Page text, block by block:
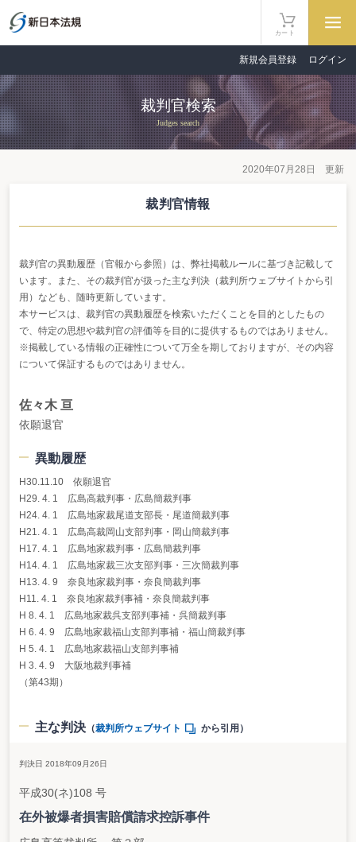
カート
新規会員登録 ログイン
裁判官検索
Judges search
2020年07月28日 更新
裁判官情報
裁判官の異動履歴（官報から参照）は、弊社掲載ルールに基づき記載して
います。また、その裁判官が扱った主な判決（裁判所ウェブサイトから引
用）なども、随時更新しています。
本サービスは、裁判官の異動履歴を検索いただくことを目的としたもの
で、特定の思想や裁判官の評価等を目的に提供するものではありません。
※掲載している情報の正確性について万全を期しておりますが、その内容
について保証するものではありません。
佐々木 亘
依願退官
異動履歴
H30.11.10 依願退官
H29. 4. 1 広島高裁判事・広島簡裁判事
H24. 4. 1 広島地家裁尾道支部長・尾道簡裁判事
H21. 4. 1 広島高裁岡山支部判事・岡山簡裁判事
H17. 4. 1 広島地家裁判事・広島簡裁判事
H14. 4. 1 広島地家裁三次支部判事・三次簡裁判事
H13. 4. 9 奈良地家裁判事・奈良簡裁判事
H11. 4. 1 奈良地家裁判事補・奈良簡裁判事
H 8. 4. 1 広島地家裁呉支部判事補・呉簡裁判事
H 6. 4. 9 広島地家裁福山支部判事補・福山簡裁判事
H 5. 4. 1 広島地家裁福山支部判事補
H 3. 4. 9 大阪地裁判事補
（第43期）
主な判決 （裁判所ウェブサイト から引用）
判決日 2018年09月26日
平成30(ネ)108 号
在外被爆者損害賠償請求控訴事件